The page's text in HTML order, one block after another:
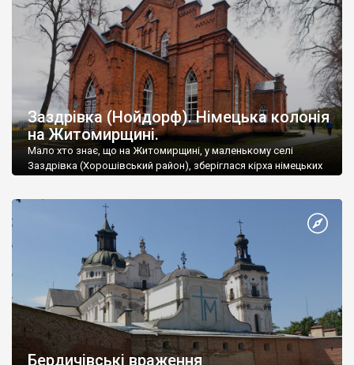
Заздрівка (Нойдорф). Німецька колонія
на Житомирщині.
Мало хто знає, що на Житомирщині, у маленькому селі
Заздрівка (Хорошівський район), зберіглася кірха німецьких
Бердичівські враження